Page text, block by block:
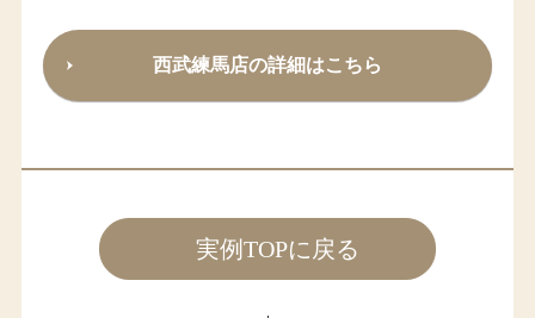
西武練馬店の詳細はこちら
実例TOPに戻る